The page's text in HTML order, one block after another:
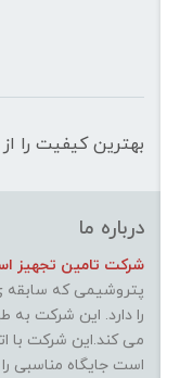
بهترین کیفیت را
درباره ما
شرکت تامین تجهیز
پتروشیمی که سابقه
را دارد. این شرکت به
می کند.این شرکت با
است جایگاه مناسبی